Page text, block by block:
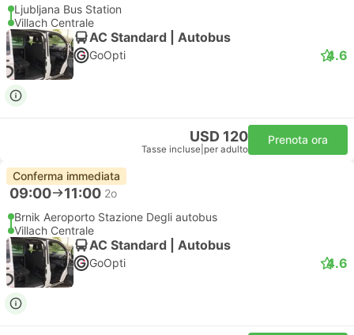
Ljubljana Bus Station
Villach Centrale
AC Standard | Autobus
GoOpti 4.6
USD 120
Tasse incluse per adulto
Prenota ora
Conferma immediata
09:00 11:00 2o
Brnik Aeroporto Stazione Degli autobus
Villach Centrale
AC Standard | Autobus
GoOpti 4.6